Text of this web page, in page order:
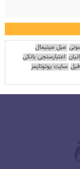
مبل مینیمال
اعتبارسنجی بانکی
سایت یوتوتایمز